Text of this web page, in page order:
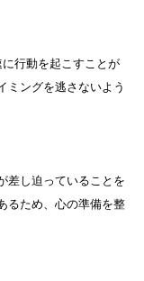
行動を起こすことが
ミングを逃さないよう
差し迫っていることを
るため、心の準備を整